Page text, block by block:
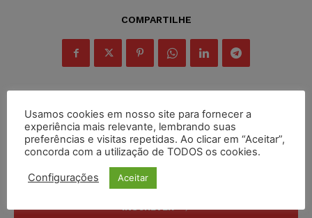
COMPARTILHE
Inscreva-se
INSCREVER
Usamos cookies em nosso site para fornecer a
experiência mais relevante, lembrando suas
preferências e visitas repetidas. Ao clicar em “Aceitar”,
concorda com a utilização de TODOS os cookies.
Configurações Aceitar